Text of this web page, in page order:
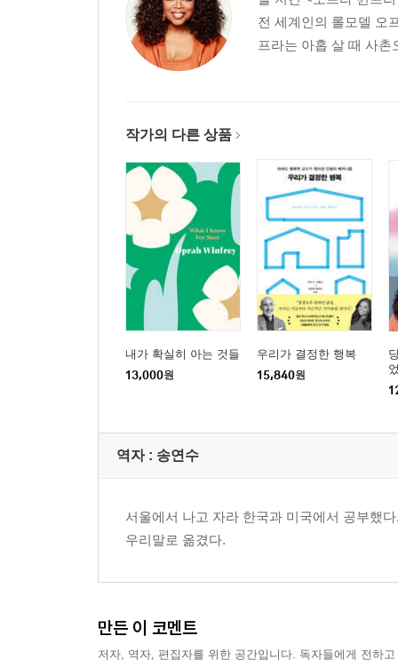
전 세계인의 롤모델 오
프라는 아홉 살 때 사촌
작가의 다른 상품
내가 확실히 아는 것들
13,000원
우리가 결정한 행복
15,840원
역자 : 송연수
서울에서 나고 자라 한국과 미국에서 공부했
우리말로 옮겼다.
만든 이 코멘트
저자, 역자, 편집자를 위한 공간입니다. 독자들에게 전하